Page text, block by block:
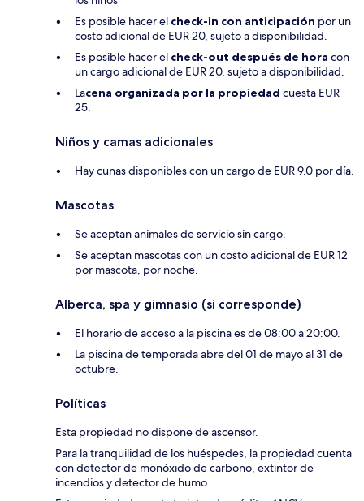
Es posible hacer el check-in con anticipación por un
costo adicional de EUR 20, sujeto a disponibilidad.
Es posible hacer el check-out después de hora con
un cargo adicional de EUR 20, sujeto a disponibilidad.
Lacena organizada por la propiedad cuesta EUR
25.
Niños y camas adicionales
Hay cunas disponibles con un cargo de EUR 9.0 por día.
Mascotas
Se aceptan animales de servicio sin cargo.
Se aceptan mascotas con un costo adicional de EUR 12
por mascota, por noche.
Alberca, spa y gimnasio (si corresponde)
El horario de acceso a la piscina es de 08:00 a 20:00.
La piscina de temporada abre del 01 de mayo al 31 de
octubre.
Políticas
Esta propiedad no dispone de ascensor.
Para la tranquilidad de los huéspedes, la propiedad cuenta
con detector de monóxido de carbono, extintor de
incendios y detector de humo.